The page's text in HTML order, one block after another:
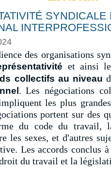
SYNDICALE
des organisations
et ainsi
collectifs au niveau
. Les négociations
les plus
portent sur des
du code du travail,
les sexes, et d'autres
Les accords conclus
du travail et la